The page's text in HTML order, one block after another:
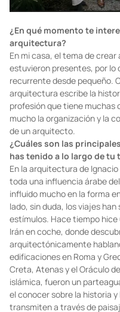
¿En qué momento te
arquitectura?
En mi casa, el tema de
estuvieron presentes, por lo
recurrente desde pequeño.
arquitectura escribe la
profesión que tiene muchas
mucho la organización y la
de un arquitecto.
¿Cuáles son las
has tenido a lo largo de tu
En la arquitectura de Ignacio
toda una influencia árabe del
influido mucho en la forma
lado, sin duda, los viajes
estímulos. Hace tiempo hice
Irán en coche, donde
arquitectónicamente